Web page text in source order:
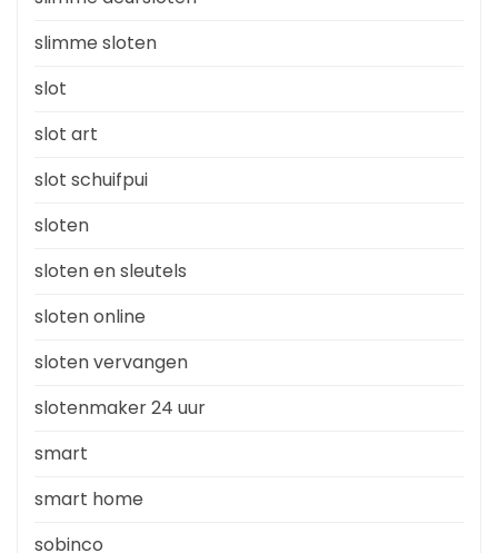
slimme sloten
slot
slot art
slot schuifpui
sloten
sloten en sleutels
sloten online
sloten vervangen
slotenmaker 24 uur
smart
smart home
sobinco